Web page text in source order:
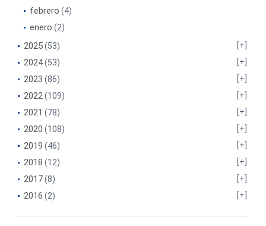
febrero (4)
enero (2)
2025(53)
2024(53)
2023 (86)
2022(109)
2021 (78)
2020 (108)
2019 (46)
2018 (12)
2017(8)
2016 (2)